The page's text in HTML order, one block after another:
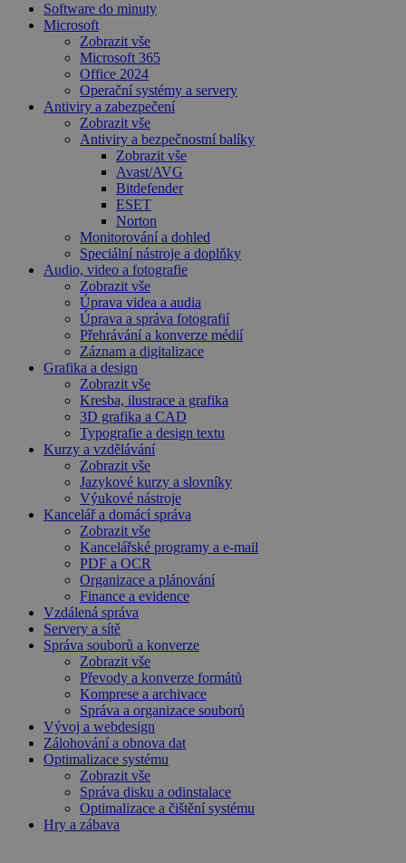
Software do minuty
Microsoft
Zobrazit vše
Microsoft 365
Office 2024
Operační systémy a servery
Antiviry a zabezpečení
Zobrazit vše
Antiviry a bezpečnostní balíky
Zobrazit vše
Avast/AVG
Bitdefender
ESET
Norton
Monitorování a dohled
Speciální nástroje a doplňky
Audio, video a fotografie
Zobrazit vše
Úprava videa a audia
Úprava a správa fotografií
Přehrávání a konverze médií
Záznam a digitalizace
Grafika a design
Zobrazit vše
Kresba, ilustrace a grafika
3D grafika a CAD
Typografie a design textu
Kurzy a vzdělávání
Zobrazit vše
Jazykové kurzy a slovníky
Výukové nástroje
Kancelář a domácí správa
Zobrazit vše
Kancelářské programy a e-mail
PDF a OCR
Organizace a plánování
Finance a evidence
Vzdálená správa
Servery a sítě
Správa souborů a konverze
Zobrazit vše
Převody a konverze formátů
Komprese a archivace
Správa a organizace souborů
Vývoj a webdesign
Zálohování a obnova dat
Optimalizace systému
Zobrazit vše
Správa disku a odinstalace
Optimalizace a čištění systému
Hry a zábava